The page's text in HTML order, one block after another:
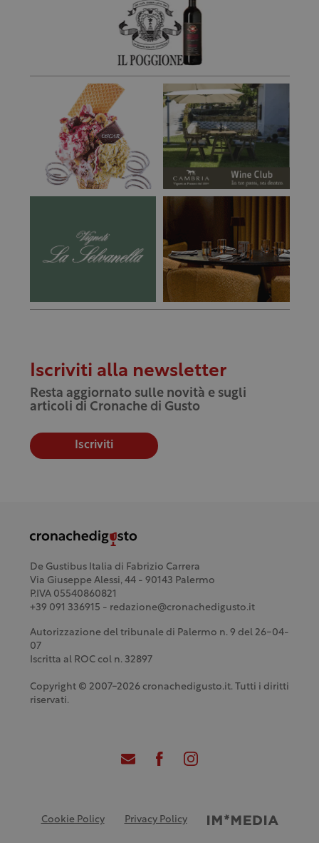
Iscriviti alla newsletter
Resta aggiornato sulle novità e sugli
articoli di Cronache di Gusto
Iscriviti
De Gustibus Italia di Fabrizio Carrera
Via Giuseppe Alessi, 44 - 90143 Palermo
P.IVA 05540860821
+39 091 336915 - redazione@cronachedigusto.it
Autorizzazione del tribunale di Palermo n. 9 del 26-04-
07
Iscritta al ROC col n. 32897
Copyright © 2007-2026 cronachedigusto.it. Tutti i diritti
riservati.
Cookie Policy Privacy Policy Credits